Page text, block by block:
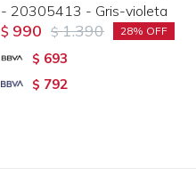
- 20305413 - Gris-violeta
$ 990 $ 1.390 28
$ 693
$ 792